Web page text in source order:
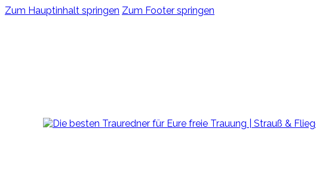
Zum Hauptinhalt springen Zum Footer springen